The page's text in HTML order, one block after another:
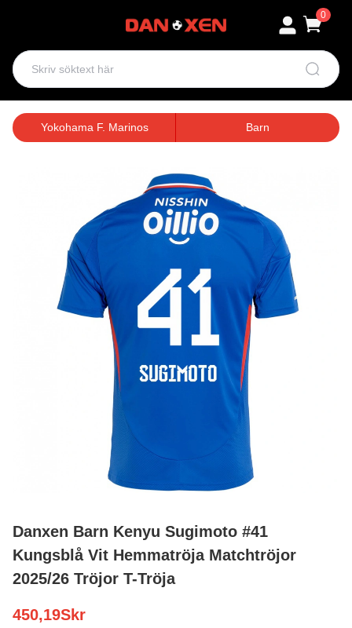
0
Yokohama F. Marinos Barn
Danxen Barn Kenyu Sugimoto #41
Kungsblå Vit Hemmatröja Matchtröjor
2025/26 Tröjor T-Tröja
450,19Skr